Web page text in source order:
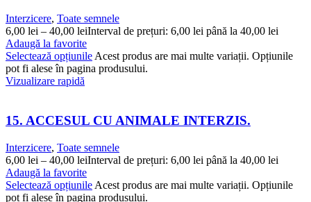
Interzicere, Toate semnele
6,00 lei – 40,00 leiInterval de prețuri: 6,00 lei până la 40,00 lei
Adaugă la favorite
Selectează opțiunileAcest produs are mai multe variații. Opțiunile
pot fi alese în pagina produsului.
Vizualizare rapidă
15. ACCESUL CU ANIMALE INTERZIS.
Interzicere, Toate semnele
6,00 lei – 40,00 leiInterval de prețuri: 6,00 lei până la 40,00 lei
Adaugă la favorite
Selectează opțiunile Acest produs are mai multe variații. Opțiunile
pot fi alese în pagina produsului.